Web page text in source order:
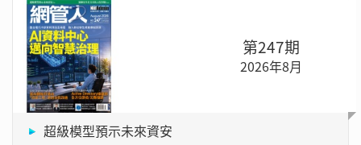
第247期
2026年8月
超級模型預示未來資安